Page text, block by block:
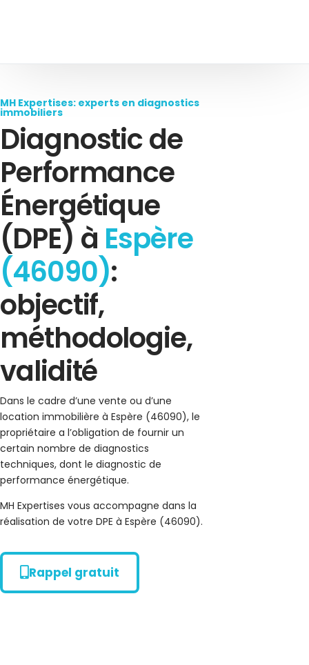
MH Expertises: experts en diagnostics
immobiliers
Diagnostic de
Performance
Énergétique
(DPE) à Espère
(46090):
objectif,
méthodologie,
validité
Dans le cadre d’une vente ou d’une
location immobilière à Espère (46090), le
propriétaire a l’obligation de fournir un
certain nombre de diagnostics
techniques, dont le diagnostic de
performance énergétique.
MH Expertises vous accompagne dans la
réalisation de votre DPE à Espère (46090).
Rappel gratuit